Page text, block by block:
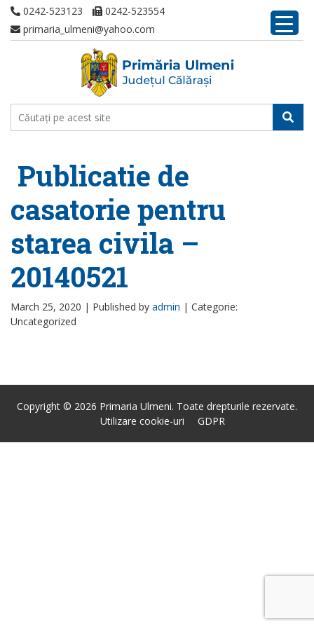
0242-523123
0242-523554
primaria_ulmeni@yahoo.com
Publicatie de
casatorie pentru
starea civila –
20140521
March 25, 2020 | Published by admin | Categorie:
Uncategorized
Copyright © 2026 Primaria Ulmeni. Toate drepturile rezervate.
Utilizare cookie-uri
GDPR